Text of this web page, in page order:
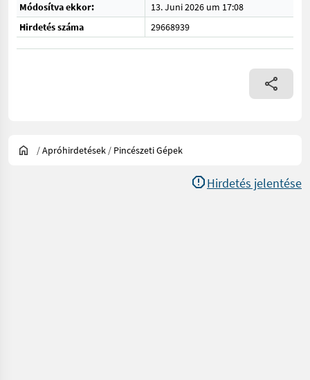
Módosítva ekkor:
13. Juni 2026 um 17:08
Hirdetés száma
29668939
/Apróhirdetések / Pincészeti Gépek
Hirdetés jelentése